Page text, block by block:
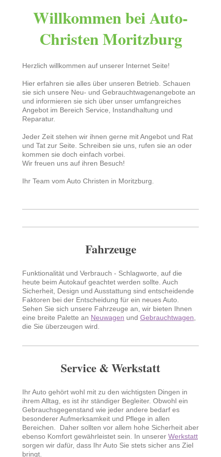
Willkommen bei Auto-
Christen Moritzburg
Herzlich willkommen auf unserer Internet Seite!
Hier erfahren sie alles über unseren Betrieb. Schauen
sie sich unsere Neu- und Gebrauchtwagenangebote an
und informieren sie sich über unser umfangreiches
Angebot im Bereich Service, Instandhaltung und
Reparatur.
Jeder Zeit stehen wir ihnen gerne mit Angebot und Rat
und Tat zur Seite. Schreiben sie uns, rufen sie an oder
kommen sie doch einfach vorbei.
Wir freuen uns auf ihren Besuch!
Ihr Team vom Auto Christen in Moritzburg.
Fahrzeuge
Funktionalität und Verbrauch - Schlagworte, auf die
heute beim Autokauf geachtet werden sollte. Auch
Sicherheit, Design und Ausstattung sind entscheidende
Faktoren bei der Entscheidung für ein neues Auto.
Sehen Sie sich unsere Fahrzeuge an, wir bieten Ihnen
eine breite Palette an Neuwagen und Gebrauchtwagen
die Sie überzeugen wird.
Service & Werkstatt
Ihr Auto gehört wohl mit zu den wichtigsten Dingen in
ihrem Alltag, es ist ihr ständiger Begleiter. Obwohl ein
Gebrauchsgegenstand wie jeder andere bedarf es
besonderer Aufmerksamkeit und Pflege in allen
Bereichen. Daher sollten vor allem hohe Sicherheit aber
ebenso Komfort gewährleistet sein. In unserer Werkstatt
sorgen wir dafür, dass Ihr Auto Sie stets sicher ans Ziel
bringt.